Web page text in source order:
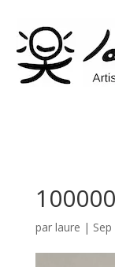
par laure |